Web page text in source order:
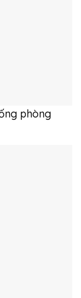
phòng